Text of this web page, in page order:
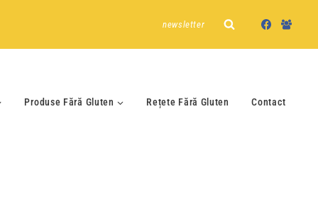
newsletter
Produse Fără Gluten Rețete Fără Gluten Contact